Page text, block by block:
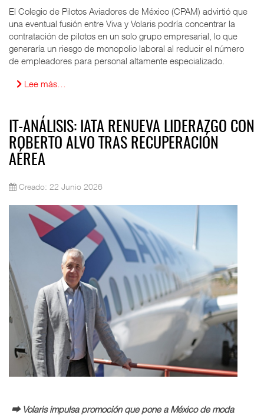
El Colegio de Pilotos Aviadores de México (CPAM) advirtió que
una eventual fusión entre Viva y Volaris podría concentrar la
contratación de pilotos en un solo grupo empresarial, lo que
generaría un riesgo de monopolio laboral al reducir el número
de empleadores para personal altamente especializado.
Lee más…
IT-ANÁLISIS: IATA RENUEVA LIDERAZGO CON
ROBERTO ALVO TRAS RECUPERACIÓN
AÉREA
Creado: 22 Junio 2026
⮕ Volaris impulsa promoción que pone a México de moda